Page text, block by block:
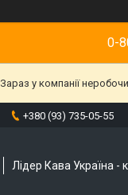
0-
Зараз у компанії
+380 (93) 735-05-55
Лідер Кава Україна -